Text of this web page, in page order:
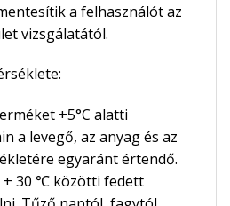
a felhasználót az
vizsgálatától.
+5°C alatti
a levegő, az anyag és az
egyaránt értendő.
30 ℃ közötti fedett